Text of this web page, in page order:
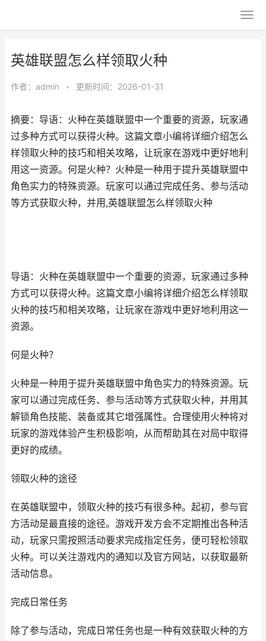
英雄联盟怎么样领取火种
作者： admin • 更新时间：2026-01-31
摘要：导语：火种在英雄联盟中一个重要的资源，玩家通
过多种方式可以获得火种。这篇文章小编将详细介绍怎么
样领取火种的技巧和相关攻略，让玩家在游戏中更好地利
用这一资源。何是火种？火种是一种用于提升英雄联盟中
角色实力的特殊资源。玩家可以通过完成任务、参与活动
等方式获取火种，并用,英雄联盟怎么样领取火种
导语：火种在英雄联盟中一个重要的资源，玩家通过多种
方式可以获得火种。这篇文章小编将详细介绍怎么样领取
火种的技巧和相关攻略，让玩家在游戏中更好地利用这一
资源。
何是火种？
火种是一种用于提升英雄联盟中角色实力的特殊资源。玩
家可以通过完成任务、参与活动等方式获取火种，并用其
解锁角色技能、装备或其它增强属性。合理使用火种将对
玩家的游戏体验产生积极影响，从而帮助其在对局中取得
更好的成绩。
领取火种的途径
在英雄联盟中，领取火种的技巧有很多种。起初，参与官
方活动是最直接的途径。游戏开发方会不定期推出各种活
动，玩家只需按照活动要求完成指定任务，便可轻松领取
火种。可以关注游戏内的通知以及官方网站，以获取最新
活动信息。
完成日常任务
除了参与活动，完成日常任务也是一种有效获取火种的方